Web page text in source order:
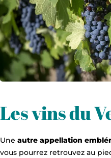
Les vins du
Une autre appellation
vous pourrez retrouvez au